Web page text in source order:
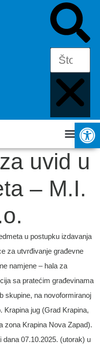
uvid u
– M.I.
u postupku izdavanja
za utvrđivanje građevne
namjene – hala za
sa pratećim građevinama
skupine, na novoformiranoj
Krapina jug (Grad Krapina,
zona Krapina Nova Zapad).
07.10.2025. (utorak) u